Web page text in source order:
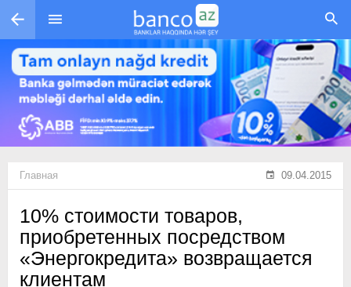
Перейти к основному содержанию
Главная 09.04.2015
10% стоимости товаров,
приобретенных посредством
«Энергокредита» возвращается
клиентам